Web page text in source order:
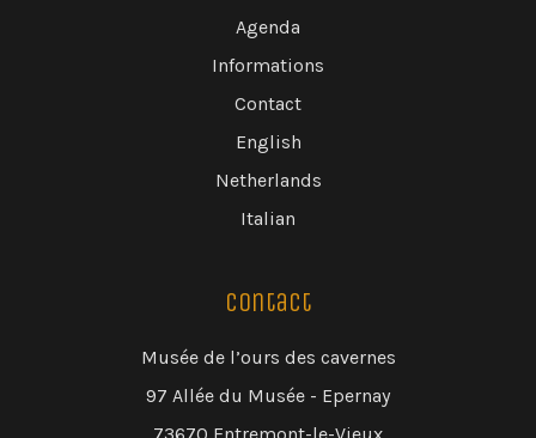
Agenda
Informations
Contact
English
Netherlands
Italian
Contact
Musée de l’ours des cavernes
97 Allée du Musée - Epernay